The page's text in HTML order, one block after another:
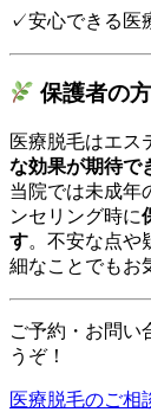
✓安心できる医
保護者の
医療脱毛はエス
な効果が期待で
当院では未成年
ンセリング時に
す。不安な点や
細なことでもお
ご予約・お問い
うぞ！
医療脱毛のご相